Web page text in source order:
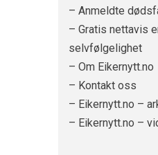
– Anmeldte
– Gratis nettavis
selvfølgelighet
– Om Eikernytt.no
– Kontakt oss
– Eikernytt.no –
– Eikernytt.no –